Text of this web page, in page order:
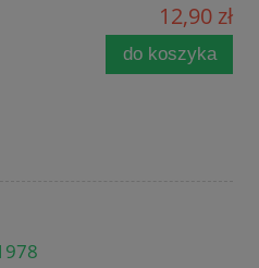
12,90 zł
do koszyka